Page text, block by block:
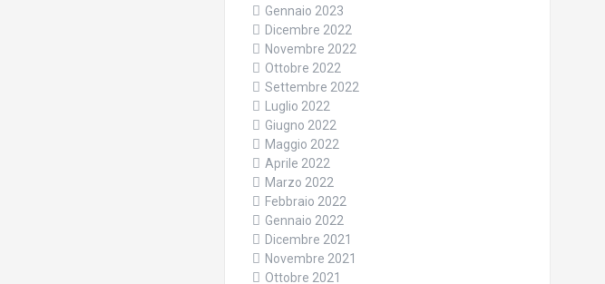
Gennaio 2023
Dicembre 2022
Novembre 2022
Ottobre 2022
Settembre 2022
Luglio 2022
Giugno 2022
Maggio 2022
Aprile 2022
Marzo 2022
Febbraio 2022
Gennaio 2022
Dicembre 2021
Novembre 2021
Ottobre 2021